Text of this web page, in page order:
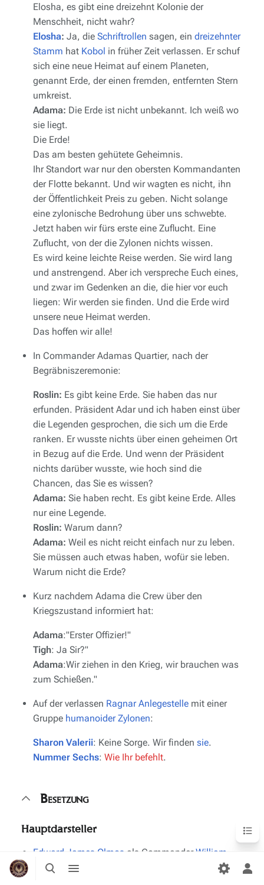
Suche
umschaltenumschalten
Elosha, es gibt eine dreizehnt Kolonie der
Menschheit, nicht wahr?
Elosha: Ja, die Schriftrollen sagen, ein dreizehnter
Stamm hat Kobol in früher Zeit verlassen. Er schuf
sich eine neue Heimat auf einem Planeten,
genannt Erde, der einen fremden, entfernten Stern
umkreist.
Adama: Die Erde ist nicht unbekannt. Ich weiß wo
sie liegt.
Die Erde!
Das am besten gehütete Geheimnis.
Ihr Standort war nur den obersten Kommandanten
der Flotte bekannt. Und wir wagten es nicht, ihn
der Öffentlichkeit Preis zu geben. Nicht solange
eine zylonische Bedrohung über uns schwebte.
Jetzt haben wir fürs erste eine Zuflucht. Eine
Zuflucht, von der die Zylonen nichts wissen.
Es wird keine leichte Reise werden. Sie wird lang
und anstrengend. Aber ich verspreche Euch eines,
und zwar im Gedenken an die, die hier vor euch
liegen: Wir werden sie finden. Und die Erde wird
unsere neue Heimat werden.
Das hoffen wir alle!
In Commander Adamas Quartier, nach der
Begräbniszeremonie:
Roslin: Es gibt keine Erde. Sie haben das nur
erfunden. Präsident Adar und ich haben einst über
die Legenden gesprochen, die sich um die Erde
ranken. Er wusste nichts über einen geheimen Ort
in Bezug auf die Erde. Und wenn der Präsident
nichts darüber wusste, wie hoch sind die
Chancen, das Sie es wissen?
Adama: Sie haben recht. Es gibt keine Erde. Alles
nur eine Legende.
Roslin: Warum dann?
Adama: Weil es nicht reicht einfach nur zu leben.
Sie müssen auch etwas haben, wofür sie leben.
Warum nicht die Erde?
Kurz nachdem Adama die Crew über den
Kriegszustand informiert hat:
Adama:"Erster Offizier!"
Tigh: Ja Sir?"
Adama:Wir ziehen in den Krieg, wir brauchen was
zum Schießen."
Auf der verlassen Ragnar Anlegestelle mit einer
Gruppe humanoider Zylonen:
Sharon Valerii: Keine Sorge. Wir finden sie.
Nummer Sechs: Wie Ihr befehlt.
Besetzung
Hauptdarsteller
Edward James Olmos als CommanderWilliam
Adama